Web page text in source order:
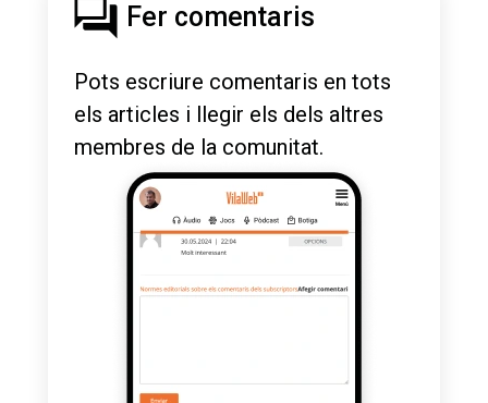
Fer comentaris
Pots escriure comentaris en tots
els articles i llegir els dels altres
membres de la comunitat.